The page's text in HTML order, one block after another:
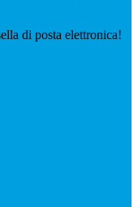
di posta elettronica!